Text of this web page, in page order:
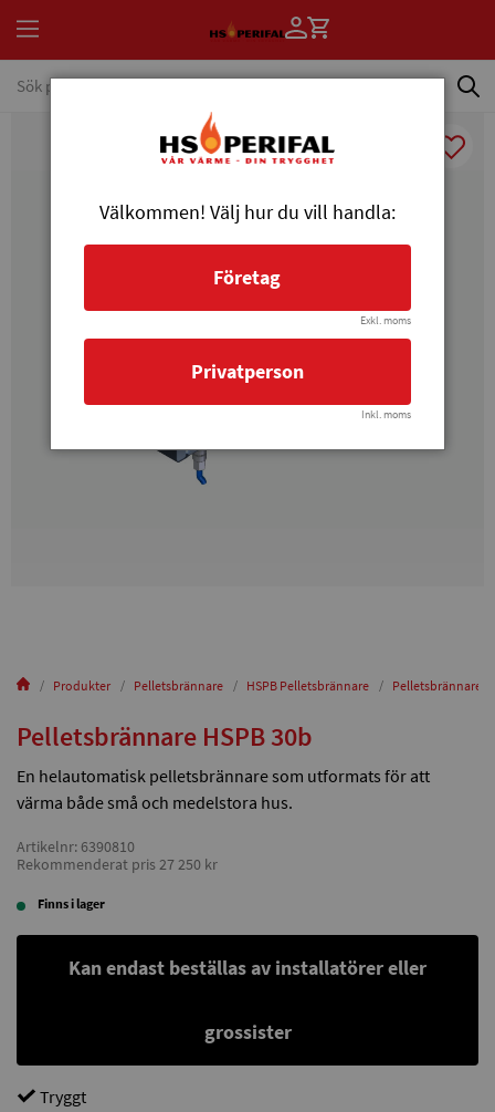
Produkter Pelletsbrännare HSPB Pelletsbrännare Pelletsbrännare
Pelletsbrännare HSPB 30b
En helautomatisk pelletsbrännare som utformats för att
värma både små och medelstora hus.
Artikelnr: 6390810
Rekommenderat pris 27 250 kr
Finns i lager
Kan endast beställas av installatörer eller
grossister
Tryggt
Välkommen! Välj hur du vill handla:
Företag
Exkl. moms
Privatperson
Inkl. moms